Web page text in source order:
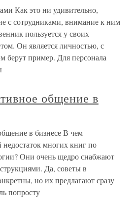
Как это ни удивительно,
с сотрудниками, внимание к ним
пользуется у своих
Он является личностью, с
берут пример. Для персонала
общение в
в бизнесе В чем
недостаток многих книг по
Они очень щедро снабжают
Да, советы в
но их предлагают сразу
попросту